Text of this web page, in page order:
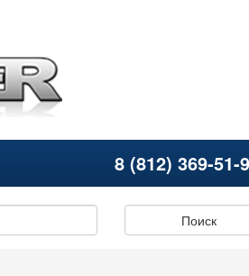
8 (812) 369-51-
Поиск